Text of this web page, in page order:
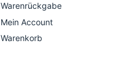
Warenrückgabe
Mein Account
Warenkorb